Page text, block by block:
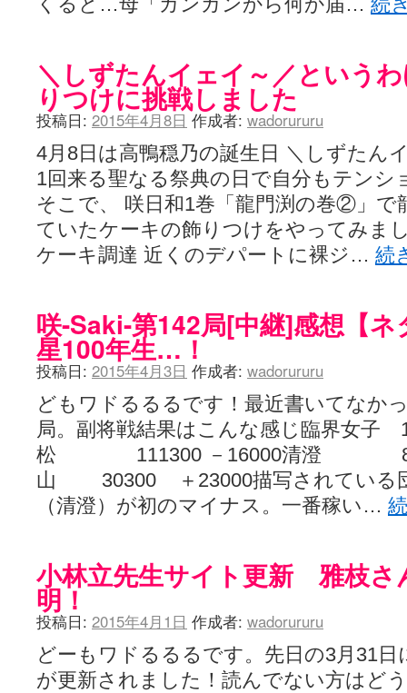
＼しずたんイェイ～／という
りつけに挑戦しました
投稿日: 2015年4月8日 作成者: wadorururu
4月8日は高鴨穏乃の誕生日 ＼しずたん
1回来る聖なる祭典の日で自分もテンシ
そこで、 咲日和1巻「龍門渕の巻②」で
ていたケーキの飾りつけをやってみま
ケーキ調達 近くのデパートに裸ジ… 続
咲-Saki-第142局[中継]感想【
星100年生…！
投稿日: 2015年4月3日 作成者: wadorururu
どもワドるるるです！最近書いてなか
局。副将戦結果はこんな感じ臨界女子
松 111300 －16000清澄
山 30300 ＋23000描写されている
（清澄）が初のマイナス。一番稼い…
小林立先生サイト更新 雅枝さ
明！
投稿日: 2015年4月1日 作成者: wadorururu
どーもワドるるるです。先日の3月31
が更新されました！読んでない方はど